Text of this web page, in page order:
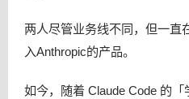
两人尽管业务线不同，但一直
入Anthropic的产品。
如今，随着 Claude Code 的